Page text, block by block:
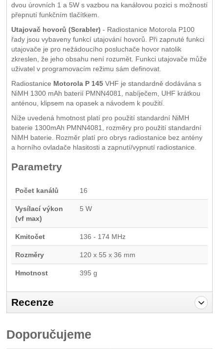
dvou úrovních 1 a 5W s vazbou na kanálovou pozici s možností
přepnutí funkčním tlačítkem.
Utajovač hovorů (Scrabler) - Radiostanice Motorola P100
řady jsou vybaveny funkcí utajování hovorů. Při zapnuté funkci
utajovače je pro nežádoucího posluchače hovor natolik
zkreslen, že jeho obsahu není rozumět. Funkci utajovače může
uživatel v programovacím režimu sám definovat.
Radiostanice Motorola P 145VHF je standardně dodávána s
NiMH 1300 mAh baterií PMNN4081, nabíječem, UHF krátkou
anténou, klipsem na opasek a návodem k použití.
Níže uvedená hmotnost platí pro použití standardní NiMH
baterie 1300mAh PMNN4081, rozměry pro použití standardní
NiMH baterie. Rozměr platí pro obrys radiostanice bez antény
a horního ovladače hlasitosti a zapnutí/vypnutí radiostanice.
Parametry
Počet kanálů 16
Vysílací výkon
(vf max)
5 W
Kmitočet 136 - 174 MHz
Rozměry 120 x 55 x 36 mm
Hmotnost 395 g
Recenze
Recenze
Doporučujeme